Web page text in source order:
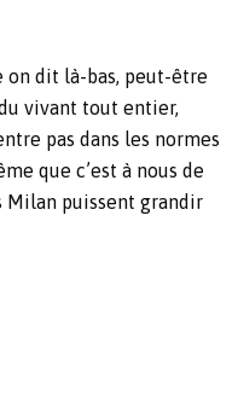
on dit là-bas, peut-être
vivant tout entier,
pas dans les normes
que c’est à nous de
Milan puissent grandir